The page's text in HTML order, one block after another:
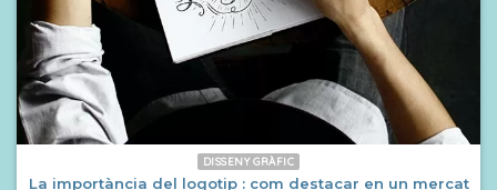
DISSENY GRÀFIC
La importància del logotip : com destacar en un mercat